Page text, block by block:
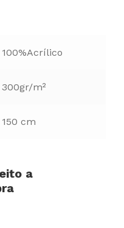
100%Acrílico
300gr/m²
150 cm
a